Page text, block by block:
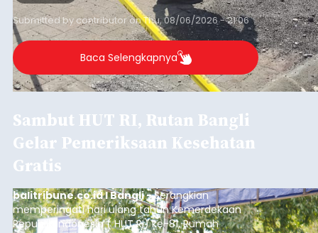
Submitted by contributoronThu, 08/06/2026 - 21:06
Baca Selengkapnya
Sambut HUT RI, Rutan Bangli
Gelar Pemeriksaan Kesehatan
Gratis
balitribune.co.id I Bangli -Serangkian
memperingati hari ulang tahun Kemerdekaan
Republik Indonesia ( HUT RI) ke-81, Rumah